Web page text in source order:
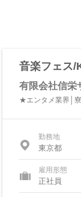
音楽フェス/
有限会社信栄
★エンタメ業界│
勤務地
東京都
雇用形態
正社員